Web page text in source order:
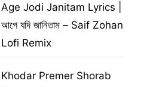
Age Jodi Janitam Lyrics |
আগে যদি জানিতাম – Saif Zohan
Lofi Remix
Khodar Premer Shorab